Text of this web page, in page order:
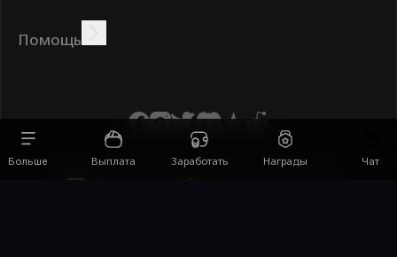
Зарабатывайте онлайн
Помощь
Больше Выплата Заработать Награды Чат